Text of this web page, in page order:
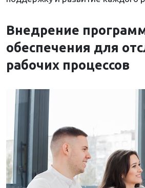
Внедрение
обеспечения для
рабочих процессов